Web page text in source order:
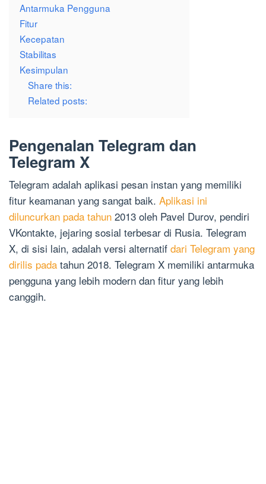
Antarmuka Pengguna
Fitur
Kecepatan
Stabilitas
Kesimpulan
Share this:
Related posts:
Pengenalan Telegram dan
Telegram X
Telegram adalah aplikasi pesan instan yang memiliki
fitur keamanan yang sangat baik. Aplikasi ini
diluncurkan pada tahun 2013 oleh Pavel Durov, pendiri
VKontakte, jejaring sosial terbesar di Rusia. Telegram
X, di sisi lain, adalah versi alternatif dari Telegram yang
dirilis pada tahun 2018. Telegram X memiliki antarmuka
pengguna yang lebih modern dan fitur yang lebih
canggih.